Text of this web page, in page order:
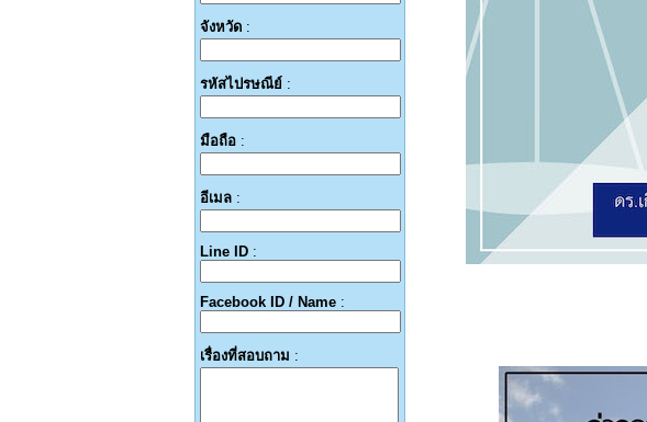
จังหวัด:
รหัสไปรษณีย์ :
มือถือ:
อีเมล:
Line ID:
Facebook ID / Name:
เรื่องที่สอบถาม :